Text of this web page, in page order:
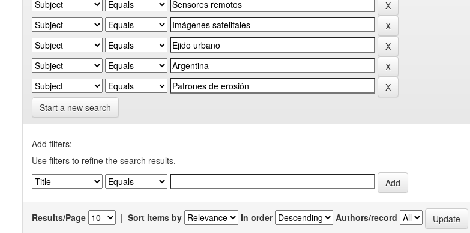
Start a new search
Add filters:
Use filters to refine the search results.
Results/Page | Sort items by In order Authors/record